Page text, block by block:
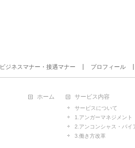
ビジネスマナー・接遇マナー プロフィール
ホーム サービス内容
サービスについて
1.アンガーマネジメント
2.アンコンシャス・バイ
3.働き方改革